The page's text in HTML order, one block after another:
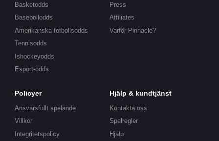
Basketodds
Basebollodds
Amerikanska fotbollsodds
Tennisodds
Ishockeyodds
Esport-odds
Press
Affiliates
Varför Pinnacle?
Policyer
Ansvarsfullt spelande
Villkor
Integritetspolicy
Hjälp & kundtjänst
Kontakta oss
Spelregler
Hjälp